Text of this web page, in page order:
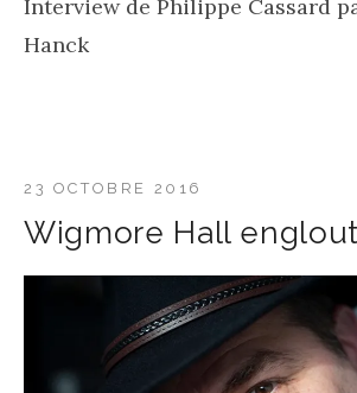
Interview de Philippe Cassard
Hanck
Wigmore Hall
23 OCTOBRE 2016